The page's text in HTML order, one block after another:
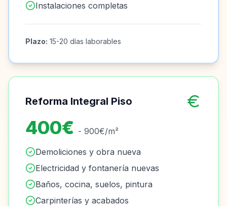
Instalaciones completas
Plazo: 15-20 días laborables
Reforma Integral Piso
400€ - 900€/m²
Demoliciones y obra nueva
Electricidad y fontanería nuevas
Baños, cocina, suelos, pintura
Carpinterías y acabados